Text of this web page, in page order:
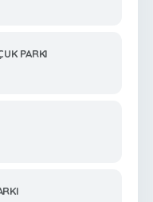
PARKI